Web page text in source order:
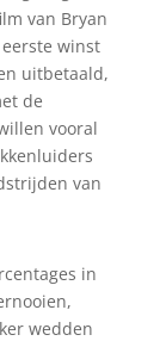
van Bryan
winst
uitbetaald,
de
vooral
van
in
wedden